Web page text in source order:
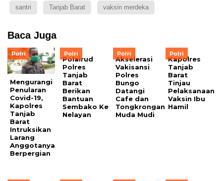
santri Tanjab Barat vaksin merdeka
Baca Juga
Polri
Mengurangi
Penularan
Covid-19,
Kapolres
Tanjab
Barat
Intruksikan
Larang
Anggotanya
Berpergian
Polri
Polairud
Polres
Tanjab
Barat
Berikan
Bantuan
Sembako Ke
Nelayan
Polri
Akselerasi
Vakisansi
Polres
Bungo
Datangi
Cafe dan
Tongkrongan
Muda Mudi
Polri
Kapolres
Tanjab
Barat
Tinjau
Pelaksanaan
Vaksin Ibu
Hamil